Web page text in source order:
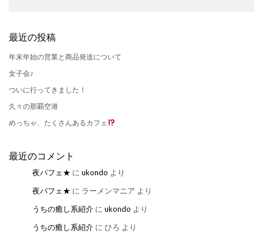
最近の投稿
年末年始の営業と商品発送について
女子会♪
ついに行ってきました！
久々の那覇空港
めっちゃ、たくさんあるカフェ
最近のコメント
夜パフェ★ に ukondo より
夜パフェ★ に ラーメンマニア より
うちの癒し系紹介 に ukondo より
うちの癒し系紹介 に ひろ より